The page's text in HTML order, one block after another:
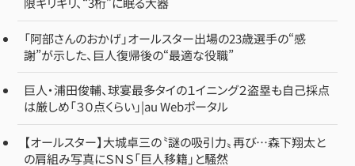
「阿部さんのおかげ」オールスター出場の23歳選手の“感
謝”が示した、巨人復帰後の“最適な役職”
巨人・浦田俊輔、球宴最多タイの１イニング２盗塁も自己採点
は厳しめ「３０点くらい」|au Webポータル
【オールスター】大城卓三の〝謎の吸引力〟再び…森下翔太と
の肩組み写真にＳＮＳ「巨人移籍」と騒然